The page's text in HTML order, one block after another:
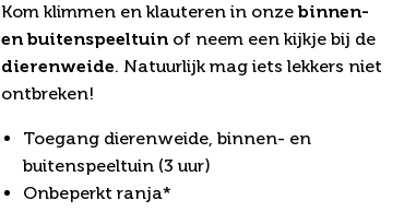
Kom klimmen en klauteren in onze binnen-
en buitenspeeltuinof neem een kijkje bij de
dierenweide. Natuurlijk mag iets lekkers niet
ontbreken!
Toegang dierenweide, binnen- en
buitenspeeltuin (3 uur)
Onbeperkt ranja*